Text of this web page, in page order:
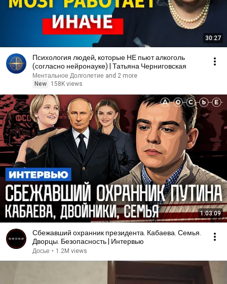
30:27
Психология людей, которые НЕ пьют алкоголь
(согласно нейронауке) | Татьяна Черниговская
Ментальное Долголетие and 2 more
New
158K views
1:03:09
Сбежавший охранник президента. Кабаева. Семья.
Дворцы. Безопасность | Интервью
Досье • 1.2M views